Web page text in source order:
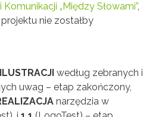
„Między Słowami”,
nie zostałby
według zebranych i
uwag – etap zakończony,
narzędzia w